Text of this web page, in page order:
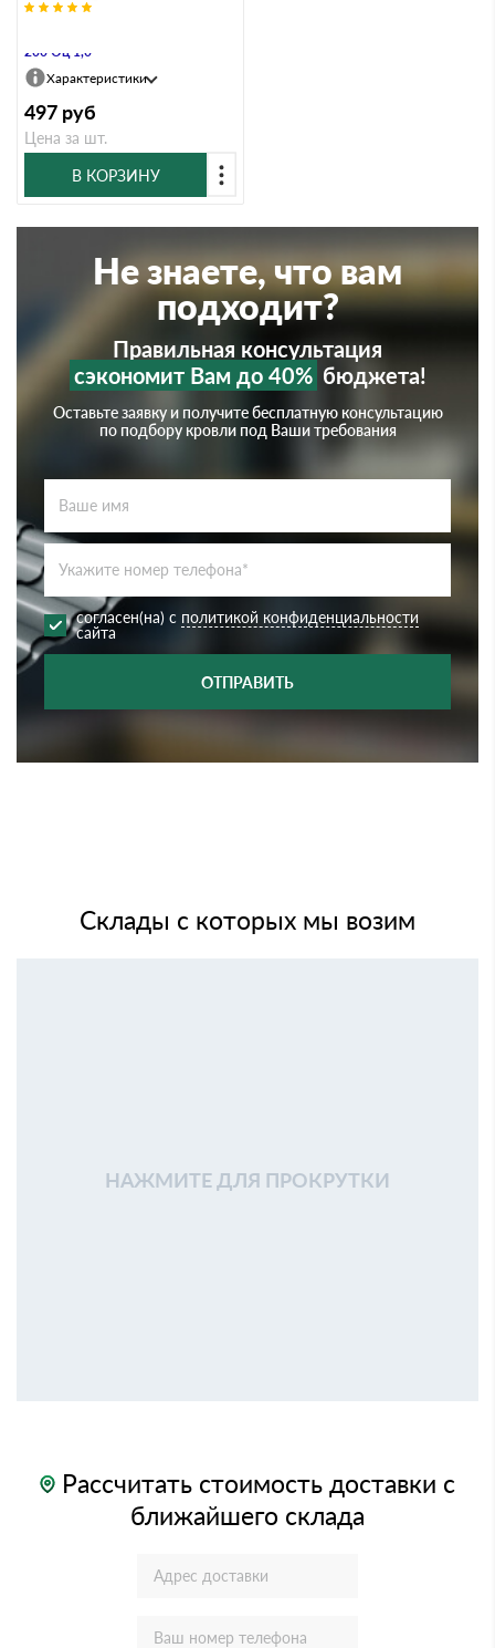
200 Оц 1,0
Характеристики
497 руб
Цена за шт.
В КОРЗИНУ
Не знаете, что вам
подходит?
Правильная консультация
сэкономит Вам до 40% бюджета!
Оставьте заявку и получите бесплатную консультацию
по подбору кровли под Ваши требования
согласен(на) с политикой конфиденциальности
сайта
ОТПРАВИТЬ
Склады с которых мы возим
НАЖМИТЕ ДЛЯ ПРОКРУТКИ
Рассчитать стоимость доставки с
ближайшего склада